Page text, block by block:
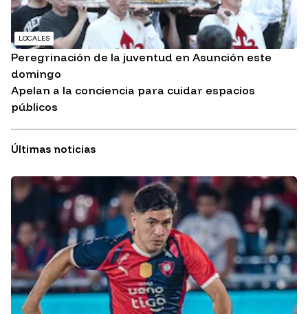
LOCALES
Peregrinación de la juventud en Asunción este
domingo
Apelan a la conciencia para cuidar espacios
públicos
Últimas noticias